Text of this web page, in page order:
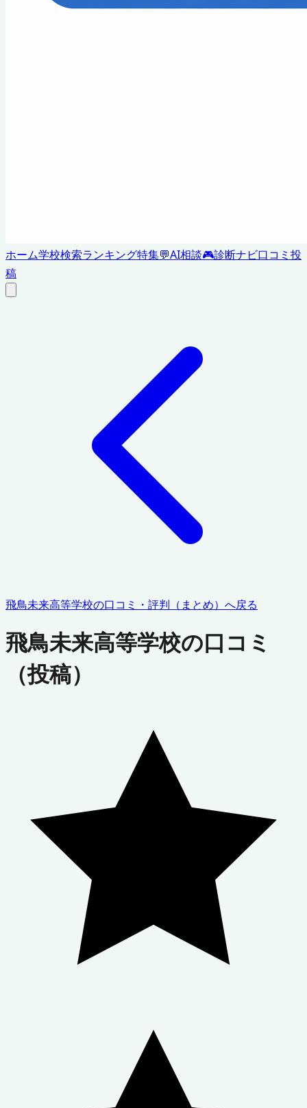
ホーム学校検索ランキング特集💬AI相談🎮診断ナビ口コミ投
稿
飛鳥未来高等学校の口コミ・評判（まとめ）へ戻る
飛鳥未来高等学校の口コミ
（投稿）